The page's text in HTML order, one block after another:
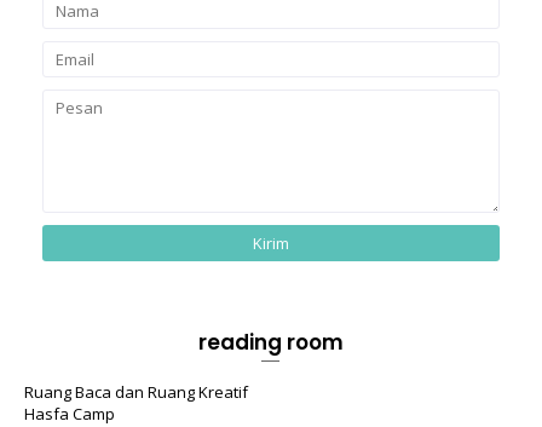
reading room
Ruang Baca dan Ruang Kreatif
Hasfa Camp